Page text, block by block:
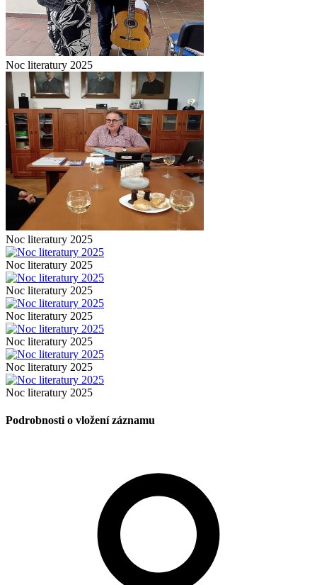
Noc literatury 2025
Noc literatury 2025
Noc literatury 2025
Noc literatury 2025
Noc literatury 2025
Noc literatury 2025
Noc literatury 2025
Noc literatury 2025
Podrobnosti o vložení záznamu